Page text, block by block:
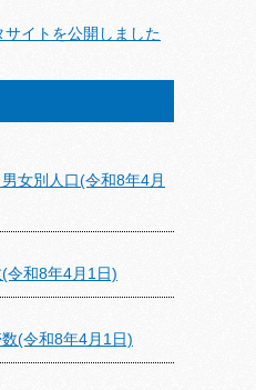
イトを公開しました
女別人口(令和8年4月
令和8年4月1日)
(令和8年4月1日)